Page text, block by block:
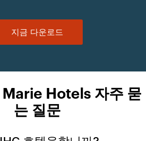
지금 다운로드
Marie Hotels 자주 묻
는 질문